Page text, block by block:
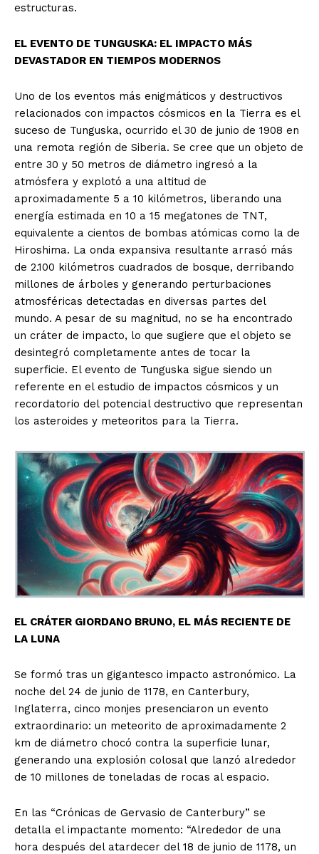
Diario los Andes
Nosotros
Prensa
estructuras.
EL EVENTO DE TUNGUSKA: EL IMPACTO MÁS
DEVASTADOR EN TIEMPOS MODERNOS
Uno de los eventos más enigmáticos y destructivos
relacionados con impactos cósmicos en la Tierra es el
suceso de Tunguska, ocurrido el 30 de junio de 1908 en
una remota región de Siberia. Se cree que un objeto de
entre 30 y 50 metros de diámetro ingresó a la
atmósfera y explotó a una altitud de
aproximadamente 5 a 10 kilómetros, liberando una
energía estimada en 10 a 15 megatones de TNT,
equivalente a cientos de bombas atómicas como la de
Hiroshima. La onda expansiva resultante arrasó más
de 2.100 kilómetros cuadrados de bosque, derribando
millones de árboles y generando perturbaciones
atmosféricas detectadas en diversas partes del
mundo. A pesar de su magnitud, no se ha encontrado
un cráter de impacto, lo que sugiere que el objeto se
desintegró completamente antes de tocar la
superficie. El evento de Tunguska sigue siendo un
referente en el estudio de impactos cósmicos y un
recordatorio del potencial destructivo que representan
los asteroides y meteoritos para la Tierra.
EL CRÁTER GIORDANO BRUNO, EL MÁS RECIENTE DE
LA LUNA
Se formó tras un gigantesco impacto astronómico. La
noche del 24 de junio de 1178, en Canterbury,
Inglaterra, cinco monjes presenciaron un evento
extraordinario: un meteorito de aproximadamente 2
km de diámetro chocó contra la superficie lunar,
generando una explosión colosal que lanzó alrededor
de 10 millones de toneladas de rocas al espacio.
En las “Crónicas de Gervasio de Canterbury” se
detalla el impactante momento: “Alrededor de una
hora después del atardecer del 18 de junio de 1178, un